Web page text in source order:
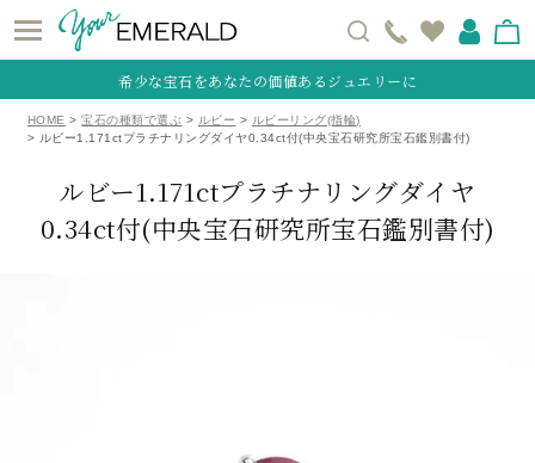
希少な宝石をあなたの価値あるジュエリーに
HOME 宝石の種類で選ぶ ルビー
ルビーリング(指輪)
ルビー1.171ctプラチナリングダイヤ0.34ct付(中央宝石研究所宝石鑑別書付)
ルビー1.171ctプラチナリングダイヤ
0.34ct付(中央宝石研究所宝石鑑別書付)